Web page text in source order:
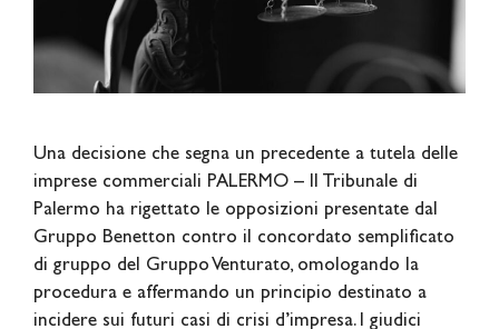
Una decisione che segna un precedente a tutela delle
imprese commerciali PALERMO – Il Tribunale di
Palermo ha rigettato le opposizioni presentate dal
Gruppo Benetton contro il concordato semplificato
di gruppo del Gruppo Venturato, omologando la
procedura e affermando un principio destinato a
incidere sui futuri casi di crisi d’impresa. I giudici